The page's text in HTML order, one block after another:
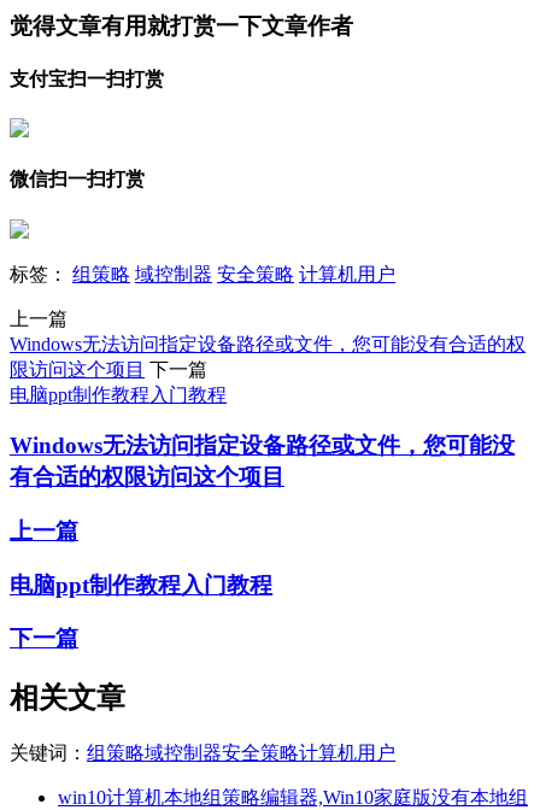
觉得文章有用就打赏一下文章作者
支付宝扫一扫打赏
微信扫一扫打赏
标签： 组策略 域控制器 安全策略 计算机用户
上一篇
Windows无法访问指定设备路径或文件，您可能没有合适的权
限访问这个项目 下一篇
电脑ppt制作教程入门教程
Windows无法访问指定设备路径或文件，您可能没
有合适的权限访问这个项目
上一篇
电脑ppt制作教程入门教程
下一篇
相关文章
关键词： 组策略域控制器安全策略计算机用户
win10计算机本地组策略编辑器,Win10家庭版没有本地组